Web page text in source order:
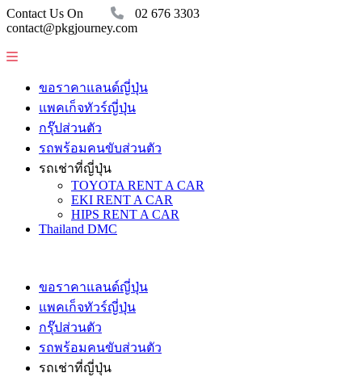
Contact Us On
02 676 3303
contact@pkgjourney.com
ขอราคาแลนด์ญี่ปุ่น
แพคเก็จทัวร์ญี่ปุ่น
กรุ๊ปส่วนตัว
รถพร้อมคนขับส่วนตัว
รถเช่าที่ญี่ปุ่น
TOYOTA RENT A CAR
EKI RENT A CAR
HIPS RENT A CAR
Thailand DMC
ขอราคาแลนด์ญี่ปุ่น
แพคเก็จทัวร์ญี่ปุ่น
กรุ๊ปส่วนตัว
รถพร้อมคนขับส่วนตัว
รถเช่าที่ญี่ปุ่น